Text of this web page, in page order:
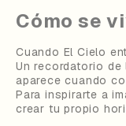
Cómo se
Cuando El Cielo
Un recordatorio
aparece cuando
Para inspirarte a
crear tu propio